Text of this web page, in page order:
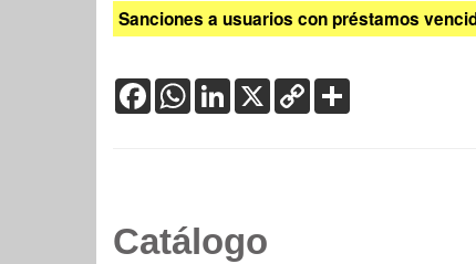
Sanciones a usuarios con préstamos
FacebookWhatsApp
LinkedIn
X Copy
Link
Catálogo